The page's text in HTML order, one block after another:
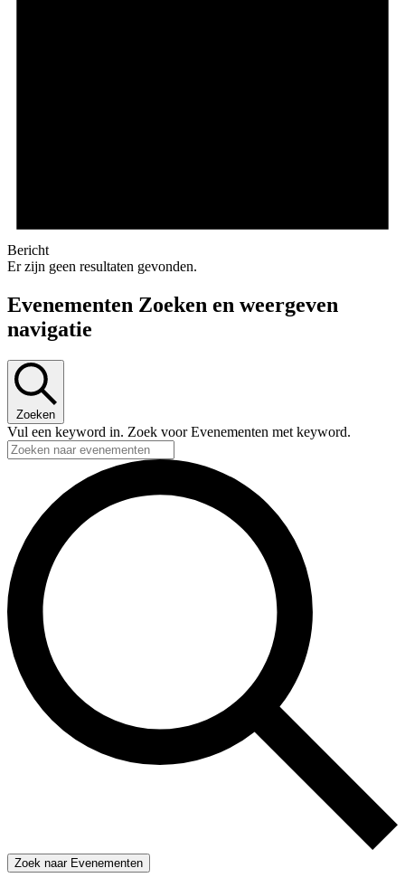
Bericht
Er zijn geen resultaten gevonden.
Evenementen Zoeken en weergeven
navigatie
Zoeken
Vul een keyword in. Zoek voor Evenementen met keyword.
Zoek naar Evenementen